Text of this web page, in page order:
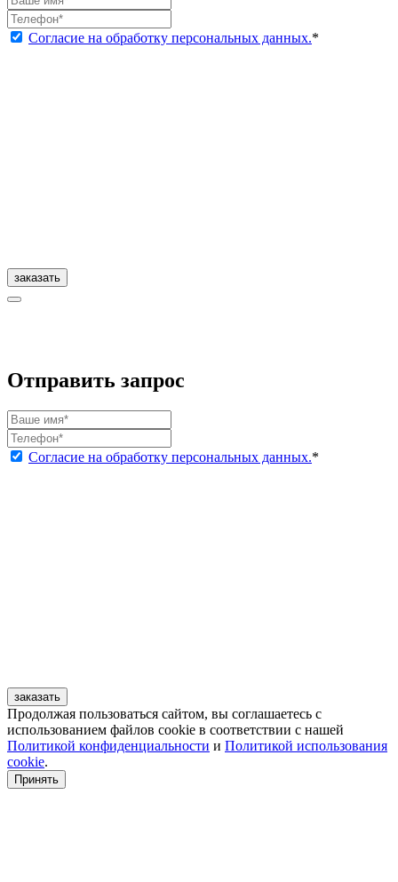
Согласие на обработку персональных данных.*
заказать
Отправить запрос
Согласие на обработку персональных данных.*
заказать
Продолжая пользоваться сайтом, вы соглашаетесь с
использованием файлов cookie в соответствии с нашей
Политикой конфиденциальности и Политикой использования
cookie.
Принять